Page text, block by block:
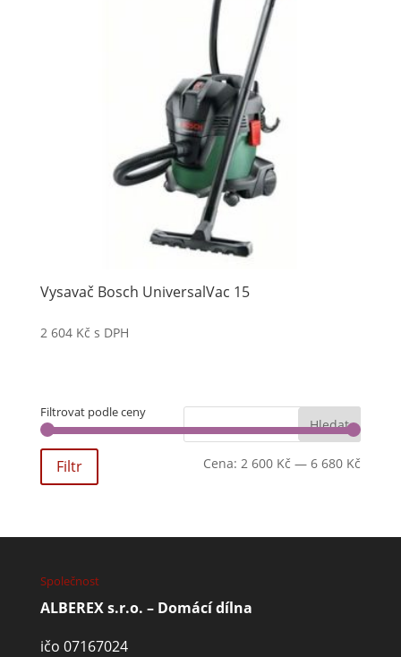
Vysavač Bosch UniversalVac 15
2 604 Kč s DPH
Filtrovat podle ceny
Filtr Cena:2 600 Kč —6 680 Kč
Společnost
ALBEREX s.r.o. – Domácí dílna
ičo 07167024